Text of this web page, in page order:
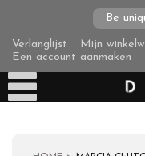
Be
Verlanglijst Mijn
Een account aanmaken